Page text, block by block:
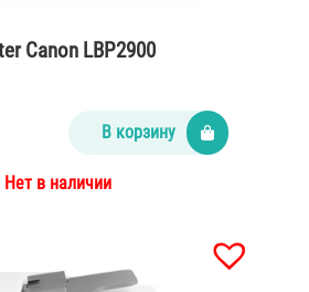
Canon LBP2900
В корзину
Нет в наличии